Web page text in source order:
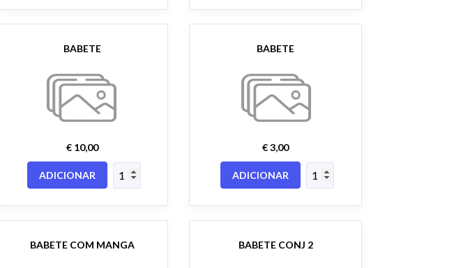
BABETE
€ 10,00
ADICIONAR
BABETE
€ 3,00
ADICIONAR
BABETE COM MANGA BABETE CONJ 2